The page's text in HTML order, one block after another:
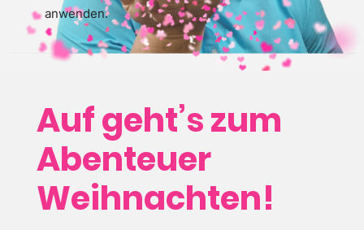
anwenden.
Auf geht’s zum
Abenteuer
Weihnachten!